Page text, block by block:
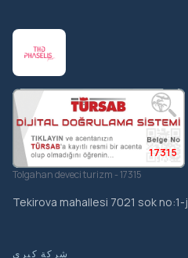
17315
Tolgahan deveci turizm - 17315
Tekirova mahallesi 7021 sok no:1-j
شركة كبرى